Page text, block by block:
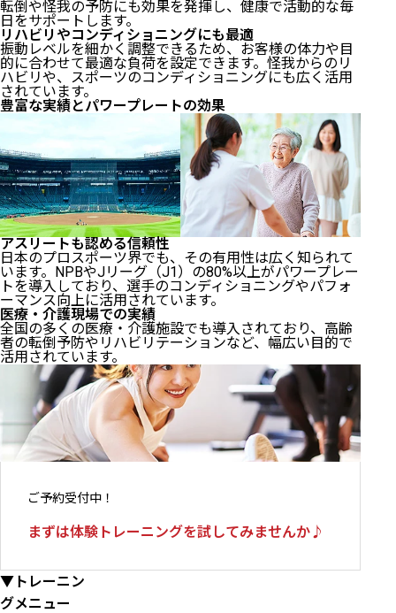
転倒や怪我の予防にも効果を発揮し、健康で活動的な毎
日をサポートします。
リハビリやコンディショニングにも最適
振動レベルを細かく調整できるため、お客様の体力や目
的に合わせて最適な負荷を設定できます。怪我からのリ
ハビリや、スポーツのコンディショニングにも広く活用
されています。
豊富な実績とパワープレートの効果
アスリートも認める信頼性
日本のプロスポーツ界でも、その有用性は広く知られて
います。NPBやJリーグ（J1）の80%以上がパワープレー
トを導入しており、選手のコンディショニングやパフォ
ーマンス向上に活用されています。
医療・介護現場での実績
全国の多くの医療・介護施設でも導入されており、高齢
者の転倒予防やリハビリテーションなど、幅広い目的で
活用されています。
ご予約受付中！
まずは体験トレーニングを試してみませんか♪
▼トレーニン
グメニュー